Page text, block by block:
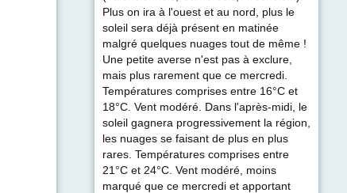
Plus on ira à l'ouest et au nord, plus le
soleil sera déjà présent en matinée
malgré quelques nuages tout de même !
Une petite averse n'est pas à exclure,
mais plus rarement que ce mercredi.
Températures comprises entre 16°C et
18°C. Vent modéré. Dans l'après-midi, le
soleil gagnera progressivement la région,
les nuages se faisant de plus en plus
rares. Températures comprises entre
21°C et 24°C. Vent modéré, moins
marqué que ce mercredi et apportant